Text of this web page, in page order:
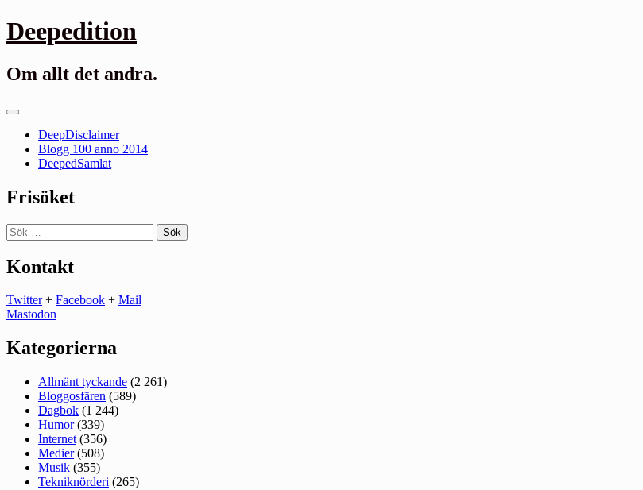
Gå
till
Deepedition
Om allt det andra.
Primär
DeepDisclaimer
Blogg 100 anno 2014
DeepedSamlat
Frisöket
Sök
efter:
Kontakt
Twitter+ Facebook + Mail
Mastodon
Kategorierna
Allmänt tyckande (2 261)
Bloggosfären (589)
Dagbok (1 244)
Humor(339)
Internet (356)
Medier(508)
Musik (355)
Tekniknörderi (265)